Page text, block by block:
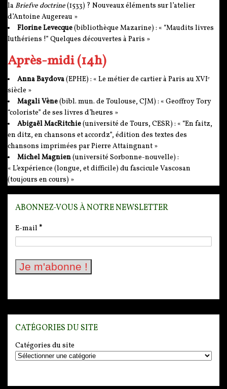
la Briefve doctrine(1533) ? Nouveaux éléments sur l’atelier
d’Antoine Augereau »
Florine Levecque(bibliothèque Mazarine) : « “Maudits livres
luthériens !” Quelques découvertes à Paris »
Après-midi (14h)
Anna Baydova(EPHE) : « Le métier de cartier à Paris au XVIᵉ
siècle »
Magali Vène(bibl. mun. de Toulouse, CJM) : « Geoffroy Tory
“coloriste” de ses livres d’heures »
Abigaël MacRitchie(université de Tours, CESR) : « “En faitz,
en ditz, en chansons et accordz”, édition des textes des
chansons imprimées par Pierre Attaingnant »
Michel Magnien(université Sorbonne-nouvelle) :
« L’expérience (longue, et difficile) du fascicule Vascosan
(toujours en cours) »
ABONNEZ-VOUS À NOTRE NEWSLETTER
E-mail *
CATÉGORIES DU SITE
Catégories du site